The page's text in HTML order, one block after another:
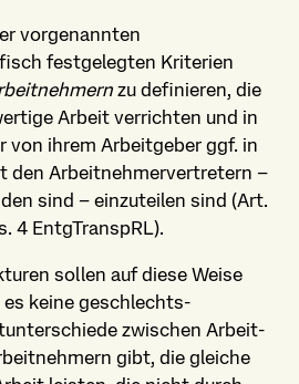
vorgenannten
festgelegten Kriterien
zu definieren, die
Arbeit verrichten und in
von ihrem Arbeitgeber ggf. in
den Arbeitnehmer­vertretern –
sind – einzuteilen sind (Art.
4 EntgTranspRL).
sollen auf diese Weise
es keine geschlechts­
zwischen Arbeit­
gibt, die gleiche